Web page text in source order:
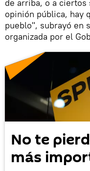
de arriba, o a
opinión pública, hay
pueblo", subrayó en
organizada por el
No te
más